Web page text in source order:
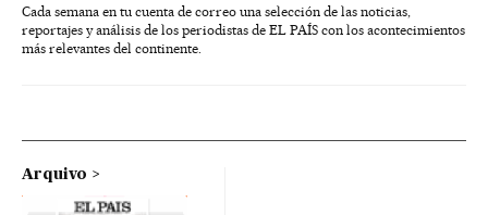
Cada semana en tu cuenta de correo una selección de las noticias,
reportajes y análisis de los periodistas de EL PAÍS con los acontecimientos
más relevantes del continente.
Arquivo